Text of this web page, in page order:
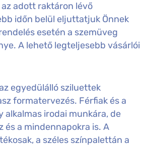
adott raktáron lévő
időn belül eljuttatjuk Önnek
esetén a szemüveg
A lehető legteljesebb vásárlói
egyedülálló sziluettek
formatervezés. Férfiak és a
alkalmas irodai munkára, de
a mindennapokra is. A
a széles színpalettán a